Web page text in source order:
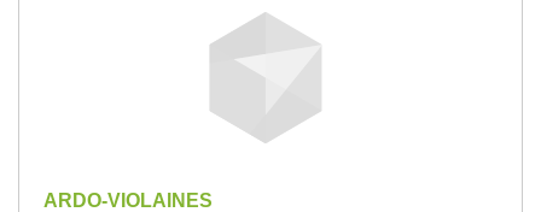
ARDO-VIOLAINES